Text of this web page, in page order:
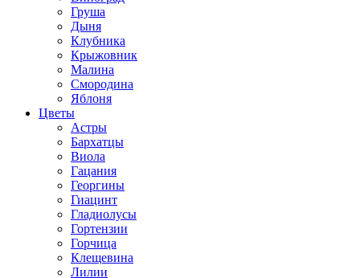
Груша
Дыня
Клубника
Крыжовник
Малина
Смородина
Яблоня
Цветы
Астры
Бархатцы
Виола
Гацания
Георгины
Гиацинт
Гладиолусы
Гортензии
Горчица
Клещевина
Лилии